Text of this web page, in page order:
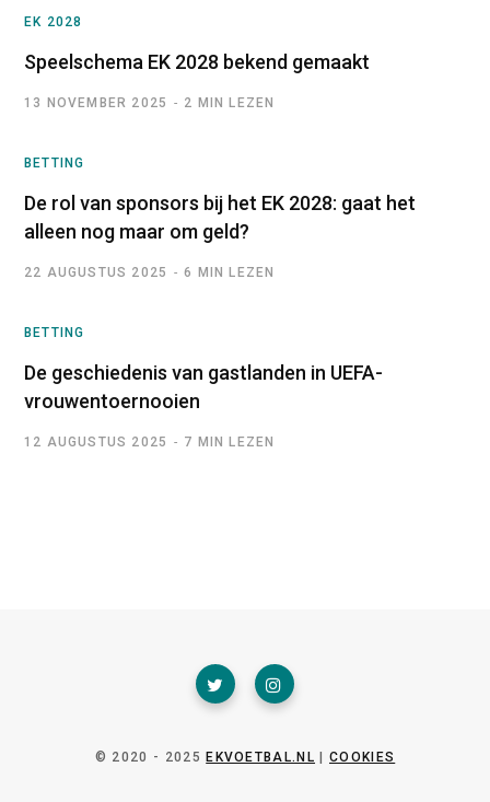
EK 2028
Speelschema EK 2028 bekend gemaakt
13 NOVEMBER 2025 2 MIN LEZEN
BETTING
De rol van sponsors bij het EK 2028: gaat het
alleen nog maar om geld?
22 AUGUSTUS 2025 6 MIN LEZEN
BETTING
De geschiedenis van gastlanden in UEFA-
vrouwentoernooien
12 AUGUSTUS 2025 7 MIN LEZEN
© 2020 - 2025 EKVOETBAL.NL |COOKIES